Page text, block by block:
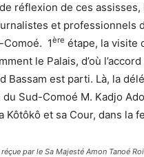
réflexion de ces
et
Comoé. 1ère étape, la visite
le Palais, d’où
Bassam est parti. Là, la
Sud-Comoé M. Kadjo
Kôtôkô et sa Cour, dans la
par le Sa Majesté Amon Tanoé